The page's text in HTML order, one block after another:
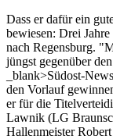
Dass er dafür ein
bewiesen: Drei
nach Regensburg.
jüngst gegenüber
_blank>Südost-
den Vorlauf
er für die
Lawnik (LG
Hallenmeister